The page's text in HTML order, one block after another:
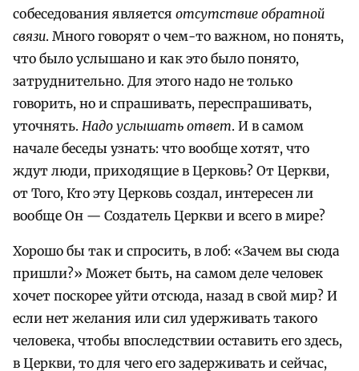
собеседования является отсутствие обратной
связи. Много говорят о чем-то важном, но понять,
что было услышано и как это было понято,
затруднительно. Для этого надо не только
говорить, но и спрашивать, переспрашивать,
уточнять. Надо услышать ответ. И в самом
начале беседы узнать: что вообще хотят, что
ждут люди, приходящие в Церковь? От Церкви,
от Того, Кто эту Церковь создал, интересен ли
вообще Он — Создатель Церкви и всего в мире?
Хорошо бы так и спросить, в лоб: «Зачем вы сюда
пришли?» Может быть, на самом деле человек
хочет поскорее уйти отсюда, назад в свой мир? И
если нет желания или сил удерживать такого
человека, чтобы впоследствии оставить его здесь,
в Церкви, то для чего его задерживать и сейчас,